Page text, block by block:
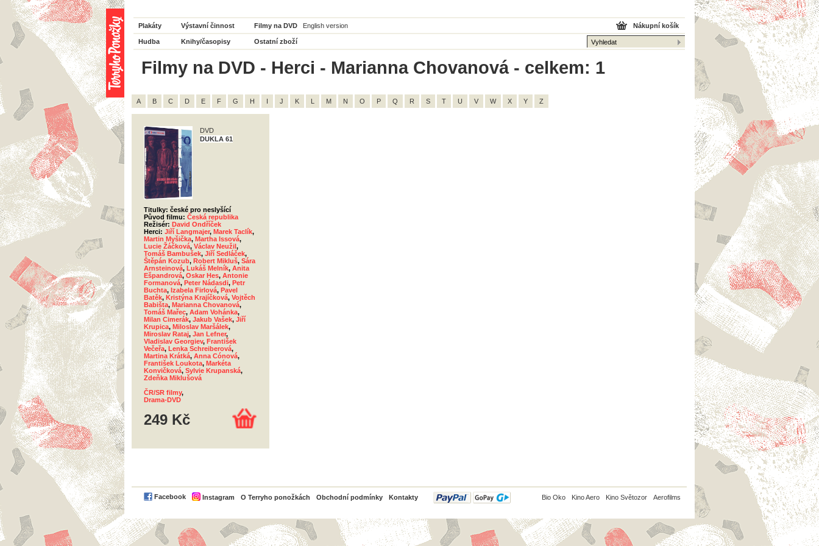
Plakáty Výstavní činnost Filmy na DVD English version
Hudba Knihy/časopisy Ostatní zboží
Nákupní košík
Filmy na DVD - Herci - Marianna Chovanová - celkem: 1
A B C D E F G H I J K L M N O P Q R S T U V W X Y Z
DVD
DUKLA 61
Titulky: české pro neslyšící
Původ filmu: Česká republika
Režisér: David Ondříček
Herci: Jiří Langmajer, Marek Taclík,
Martin Myšička, Martha Issová,
Lucie Žáčková, Václav Neužil,
Tomáš Bambušek, Jiří Sedláček,
Štěpán Kozub, Robert Mikluš, Sára
Arnsteinová, Lukáš Melník, Anita
Ešpandrová, Oskar Hes, Antonie
Formanová, Peter Nádasdi, Petr
Buchta, Izabela Firlová, Pavel
Batěk, Kristýna Krajíčková, Vojtěch
Babišta, Marianna Chovanová,
Tomáš Mařec, Adam Vohánka,
Milan Cimerák, Jakub Vašek, Jiří
Krupica, Miloslav Maršálek,
Miroslav Rataj, Jan Lefner,
Vladislav Georgiev, František
Večeřa, Lenka Schreiberová,
Martina Krátká, Anna Cónová,
František Loukota, Markéta
Konvičková, Sylvie Krupanská,
Zdeňka Miklušová
ČR/SR filmy,
Drama-DVD
249 Kč
Facebook Instagram O Terryho ponožkách Obchodní podmínky Kontakty
PayPal Bio Oko Kino Aero Kino Světozor Aerofilms